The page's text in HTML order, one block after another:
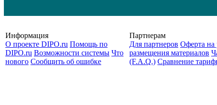
Информация
О проекте DIPO.ru Помощь по
DIPO.ru Возможности системы Что
нового Сообщить об ошибке
Партнерам
Для партнеров Оферта на
размещения материалов
(F.A.Q.) Cравнение